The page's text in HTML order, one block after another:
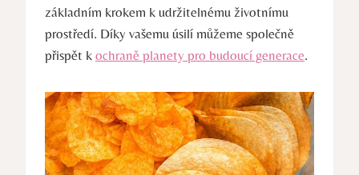
základním krokem k udržitelnému životnímu
prostředí. Díky vašemu úsilí můžeme společně
přispět k ochraně planety pro budoucí generace.